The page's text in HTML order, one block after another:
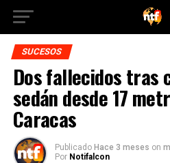
SUCESOS
Dos fallecidos tras
sedán desde 17
Caracas
Publicado Hace 3 meses on
Por Notifalcon